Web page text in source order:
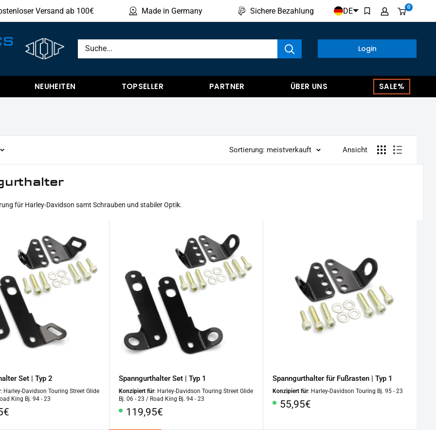
Versand ab 100€ Made in Germany Sichere Bezahlung DE 0
Login
NEUHEITEN TOPSELLER PARTNER ÜBER UNS SALE%
Produkte anzeigen
Sortierung: meistverkauft Ansicht
für Harley-Davidson samt Schrauben und stabiler Optik.
Set | Typ 2
: Harley-Davidson Touring Street Glide
King Bj. 94 - 23
Spanngurthalter Set | Typ 1
Konzipiert für: Harley-Davidson Touring Street Glide
Bj. 06 - 23 / Road King Bj. 94 - 23
Sonderpreis
119,95€
Spanngurthalter für Fußrasten | Typ 1
Konzipiert für: Harley-Davidson Touring Bj. 95 - 23
Sonderpreis
55,95€